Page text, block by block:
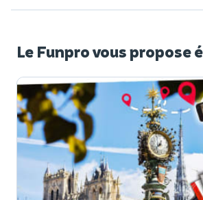
Le Funpro vous propose